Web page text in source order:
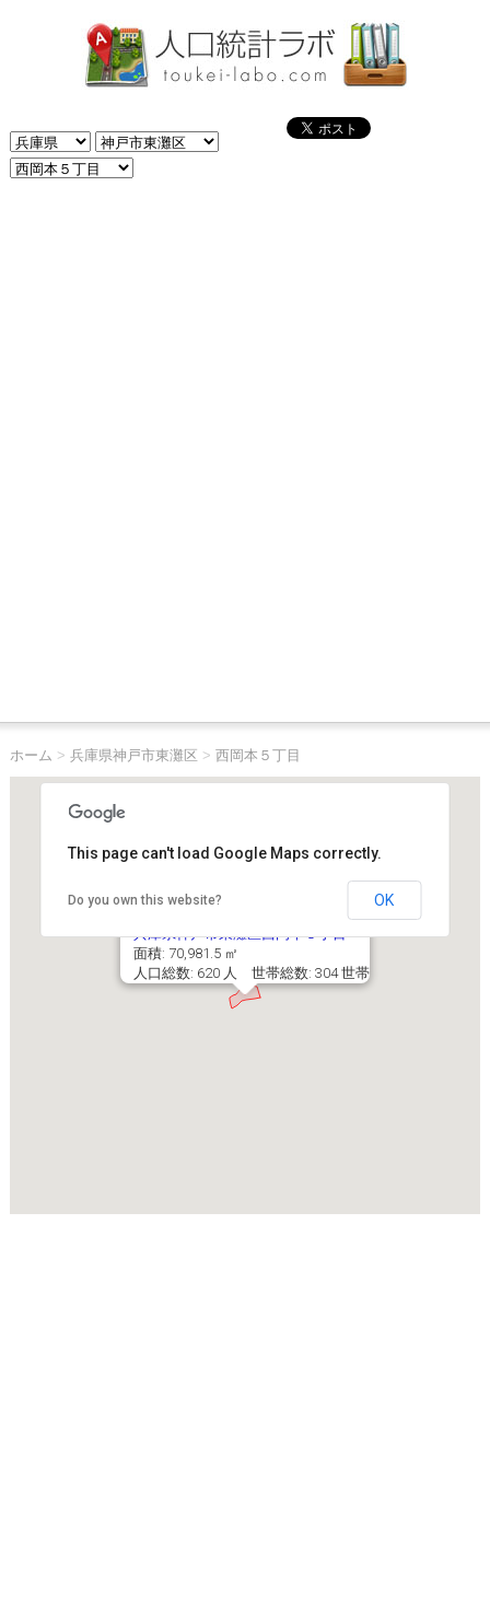
ホーム > 兵庫県神戸市東灘区 > 西岡本５丁目
兵庫県神戸市東灘区西岡本５丁目
面積: 70,981.5 ㎡
人口総数: 620 人 世帯総数: 304 世帯
This page can't load Google Maps correctly.
Do you own this website? OK